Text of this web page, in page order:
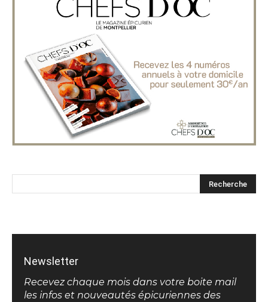
Newsletter
Recevez chaque mois dans votre boite mail
les infos et nouveautés épicuriennes des